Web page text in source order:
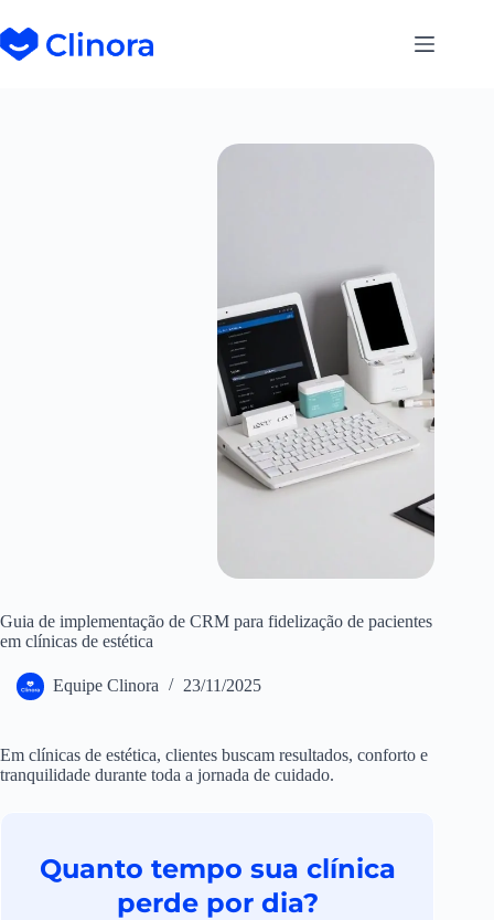
Guia de implementação de CRM para fidelização de pacientes
em clínicas de estética
Equipe Clinora 23/11/2025
Em clínicas de estética, clientes buscam resultados, conforto e
tranquilidade durante toda a jornada de cuidado.
Quanto tempo sua clínica
perde por dia?